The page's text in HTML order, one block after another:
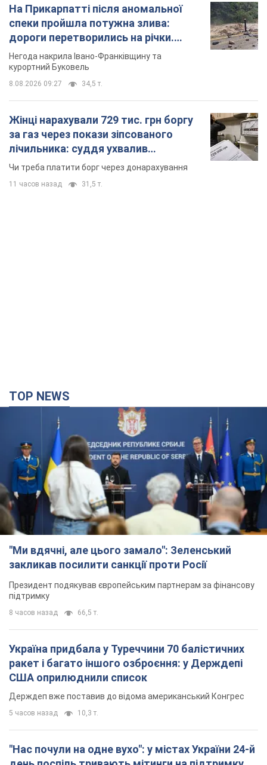
На Прикарпатті після аномальної
спеки пройшла потужна злива:
дороги перетворились на річки.
Відео
Негода накрила Івано-Франківщину та
курортний Буковель
8.08.2026 09:27 34,5 т.
Жінці нарахували 729 тис. грн боргу
за газ через покази зіпсованого
лічильника: суддя ухвалив
неочікуване рішення
Чи треба платити борг через донарахування
11 часов назад 31,5 т.
TOP NEWS
"Ми вдячні, але цього замало": Зеленський
закликав посилити санкції проти Росії
Президент подякував європейським партнерам за фінансову
підтримку
8 часов назад 66,5 т.
Україна придбала у Туреччини 70 балістичних
ракет і багато іншого озброєння: у Держдепі
США оприлюднили список
Держдеп вже поставив до відома американський Конгрес
5 часов назад 10,3 т.
"Нас почули на одне вухо": у містах України 24-й